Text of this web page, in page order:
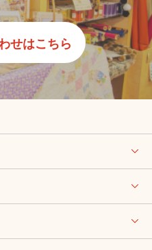
せはこちら